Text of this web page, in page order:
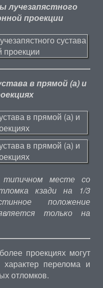
лучезапястного
проекции
в прямой (а) и
месте со
кзади на 1/3
положение
только на
проекциях могут
перелома и
отломков.